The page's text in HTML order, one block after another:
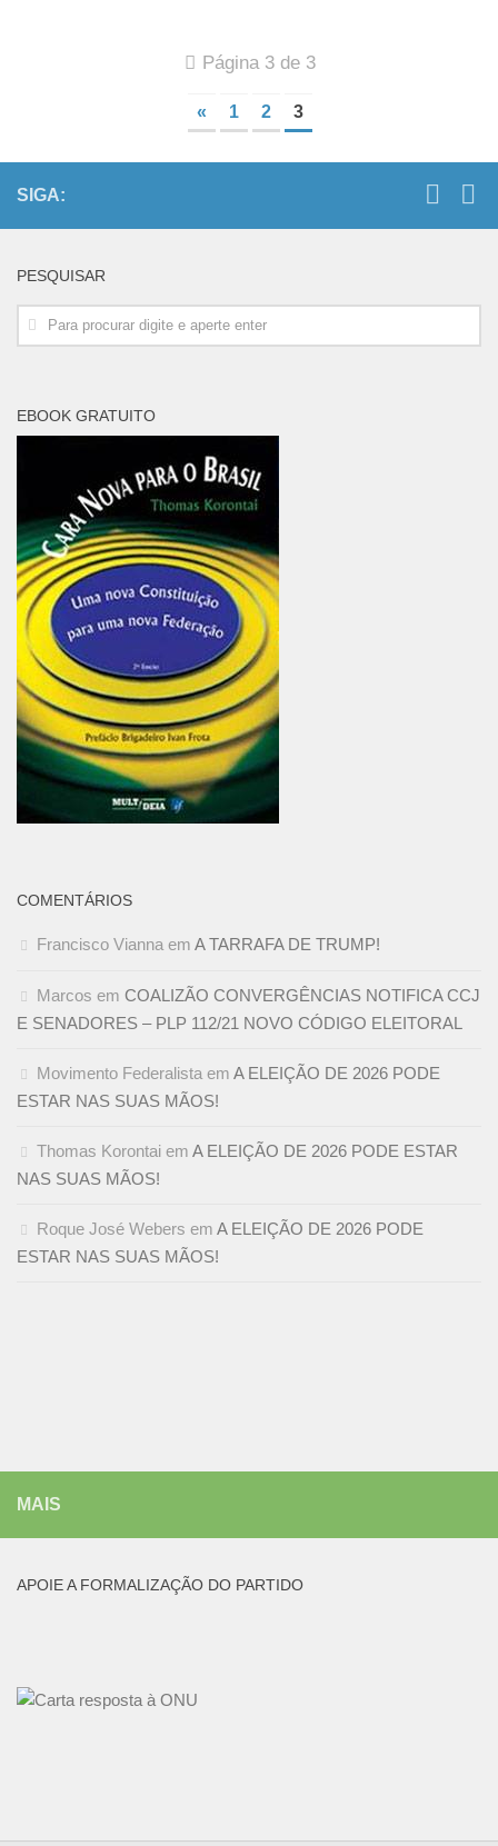
Página 3 de 3
« 1 2 3
SIGA:
PESQUISAR
EBOOK GRATUITO
COMENTÁRIOS
Francisco Vianna em A TARRAFA DE TRUMP!
Marcos em COALIZÃO CONVERGÊNCIAS NOTIFICA CCJ
E SENADORES – PLP 112/21 NOVO CÓDIGO ELEITORAL
Movimento Federalista em A ELEIÇÃO DE 2026 PODE
ESTAR NAS SUAS MÃOS!
Thomas Korontai em A ELEIÇÃO DE 2026 PODE ESTAR
NAS SUAS MÃOS!
Roque José Webers em A ELEIÇÃO DE 2026 PODE
ESTAR NAS SUAS MÃOS!
MAIS
APOIE A FORMALIZAÇÃO DO PARTIDO